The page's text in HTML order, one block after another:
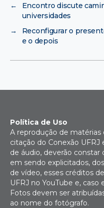
←
Encontro discute
universidades
→
Reconfigurar o
e o depois
Política de Uso
A reprodução de
citação do Conexão
de áudio, deverão constar
em sendo explicitados,
de vídeo, esses créditos
UFRJ no YouTube e,
Fotos devem ser
ao nome do fotógrafo.